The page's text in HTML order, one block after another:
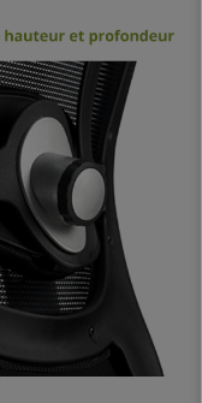
fait toute la différence
dos bénéficiera d'un
optimisée.
d'inclinaison dans 3
. Il est ainsi possible
des 3 positions. Le
parfait pour profiter au
supplémentaire.
en tissu respirable,
est ergonomique
, autant
fauteuil. La densité du
utilisation intensive.